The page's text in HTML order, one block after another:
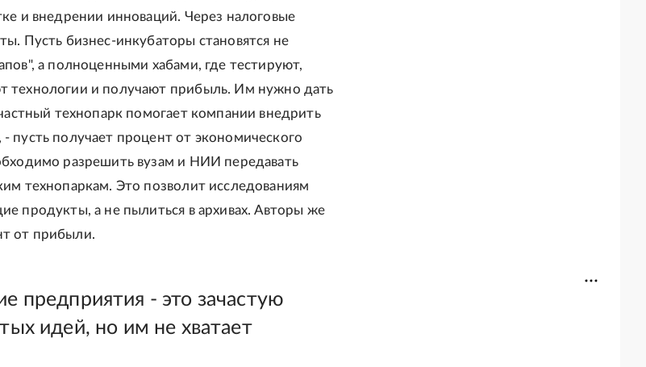
и внедрении инноваций. Через налоговые
Пусть бизнес-инкубаторы становятся не
а полноценными хабами, где тестируют,
технологии и получают прибыль. Им нужно дать
технопарк помогает компании внедрить
пусть получает процент от экономического
разрешить вузам и НИИ передавать
технопаркам. Это позволит исследованиям
продукты, а не пылиться в архивах. Авторы же
от прибыли.
предприятия - это зачастую
идей, но им не хватает